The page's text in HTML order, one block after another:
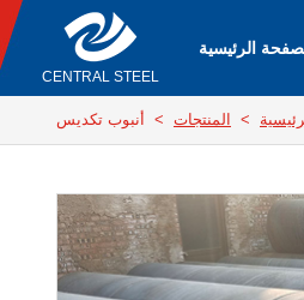
CENTRAL STEEL
الرئيسية
> المنتجات > أنبوب تكديس